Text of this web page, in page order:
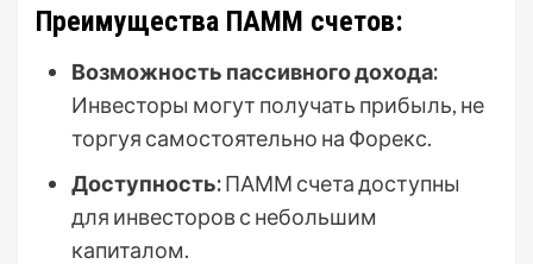
Преимущества ПАММ счетов:
Возможность пассивного дохода:
Инвесторы могут получать прибыль, не
торгуя самостоятельно на Форекс.
Доступность:ПАММ счета доступны
для инвесторов с небольшим
капиталом.